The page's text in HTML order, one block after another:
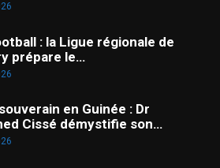
: la Ligue régionale de
prépare le…
en Guinée : Dr
Cissé démystifie son…